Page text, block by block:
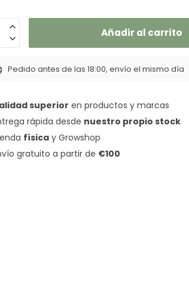
Añadir al carrito
Pedido antes de las 18:00, envío el mismo día
superior en productos y marcas
rápida desde nuestro propio stock
física y Growshop
gratuito a partir de €100